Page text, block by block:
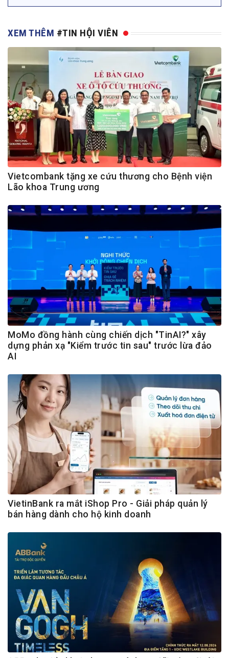
XEM THÊM #TIN HỘI VIÊN
Vietcombank tặng xe cứu thương cho Bệnh viện
Lão khoa Trung ương
MoMo đồng hành cùng chiến dịch "TinAI?" xây
dựng phản xạ "Kiểm trước tin sau" trước lừa đảo
AI
VietinBank ra mắt iShop Pro - Giải pháp quản lý
bán hàng dành cho hộ kinh doanh